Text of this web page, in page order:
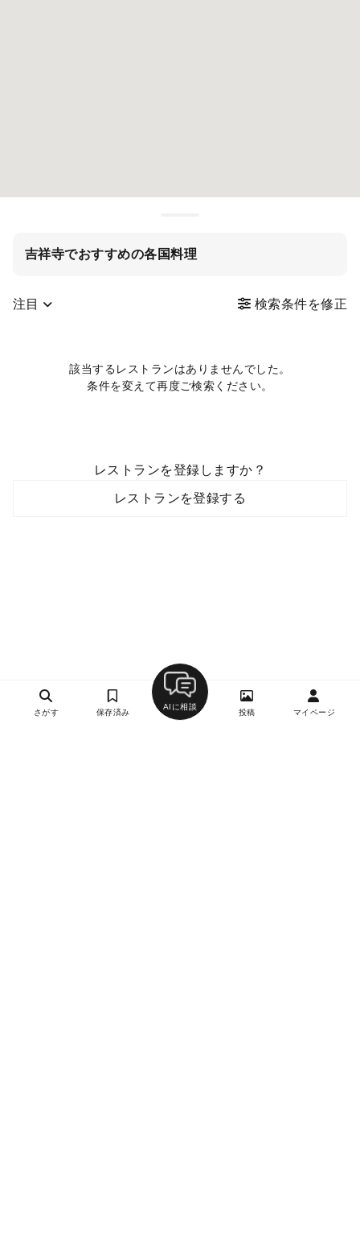
吉祥寺でおすすめの各国料理
注目 検索条件を修正
該当するレストランはありませんでした。
条件を変えて再度ご検索ください。
レストランを登録しますか？
レストランを登録する
さがす 保存済み
AIに相談
投稿 マイページ